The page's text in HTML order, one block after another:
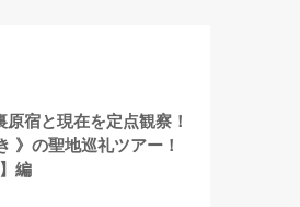
原宿と現在を定点観察！
》の聖地巡礼ツアー！
編